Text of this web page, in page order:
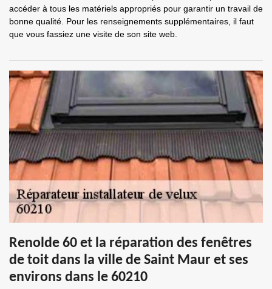
accéder à tous les matériels appropriés pour garantir un travail de
bonne qualité. Pour les renseignements supplémentaires, il faut
que vous fassiez une visite de son site web.
Renolde 60 et la réparation des fenêtres
de toit dans la ville de Saint Maur et ses
environs dans le 60210